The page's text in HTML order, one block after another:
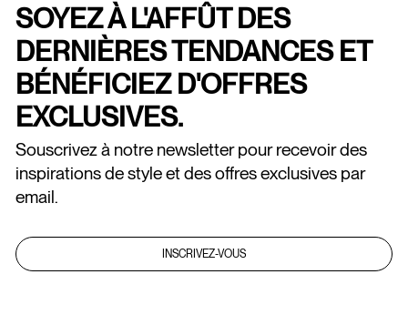
SOYEZ À L'AFFÛT DES
DERNIÈRES TENDANCES ET
BÉNÉFICIEZ D'OFFRES
EXCLUSIVES.
Souscrivez à notre newsletter pour recevoir des
inspirations de style et des offres exclusives par
email.
INSCRIVEZ-VOUS